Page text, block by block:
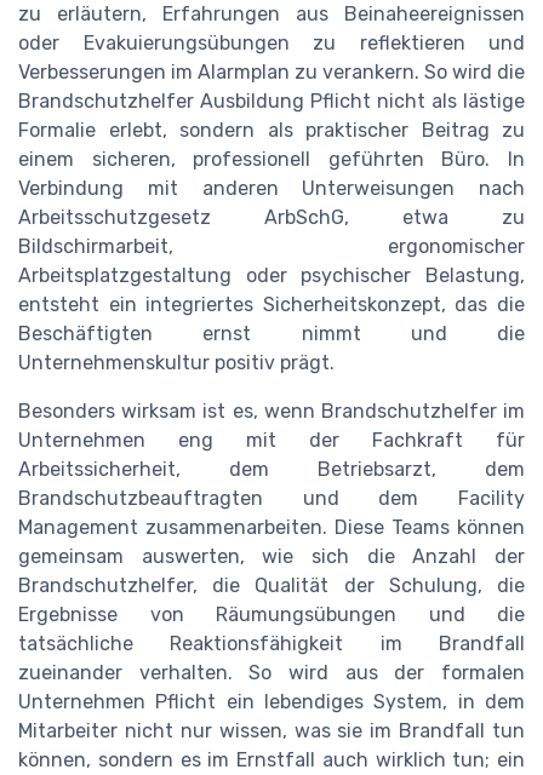
zu erläutern, Erfahrungen aus Beinaheereignissen
oder Evakuierungsübungen zu reflektieren und
Verbesserungen im Alarmplan zu verankern. So wird die
Brandschutzhelfer Ausbildung Pflicht nicht als lästige
Formalie erlebt, sondern als praktischer Beitrag zu
einem sicheren, professionell geführten Büro. In
Verbindung mit anderen Unterweisungen nach
Arbeitsschutzgesetz ArbSchG, etwa zu
Bildschirmarbeit, ergonomischer
Arbeitsplatzgestaltung oder psychischer Belastung,
entsteht ein integriertes Sicherheitskonzept, das die
Beschäftigten ernst nimmt und die
Unternehmenskultur positiv prägt.
Besonders wirksam ist es, wenn Brandschutzhelfer im
Unternehmen eng mit der Fachkraft für
Arbeitssicherheit, dem Betriebsarzt, dem
Brandschutzbeauftragten und dem Facility
Management zusammenarbeiten. Diese Teams können
gemeinsam auswerten, wie sich die Anzahl der
Brandschutzhelfer, die Qualität der Schulung, die
Ergebnisse von Räumungsübungen und die
tatsächliche Reaktionsfähigkeit im Brandfall
zueinander verhalten. So wird aus der formalen
Unternehmen Pflicht ein lebendiges System, in dem
Mitarbeiter nicht nur wissen, was sie im Brandfall tun
können, sondern es im Ernstfall auch wirklich tun; ein